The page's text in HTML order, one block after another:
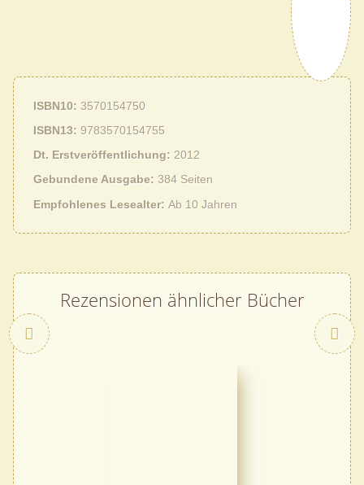
ISBN10
3570154750
ISBN13 9783570154755
Dt. Erstveröffentlichung
2012
Gebundene Ausgabe
384 Seiten
Empfohlenes Lesealter Ab 10 Jahren
Rezensionen ähnlicher Bücher